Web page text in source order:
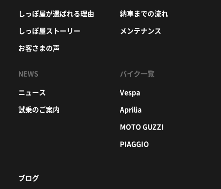
しっぽ屋が選ばれる理由
しっぽ屋ストーリー
お客さまの声
NEWS
ニュース
試乗のご案内
納車までの流れ
メンテナンス
バイク一覧
Vespa
Aprilia
MOTO GUZZI
PIAGGIO
ブログ